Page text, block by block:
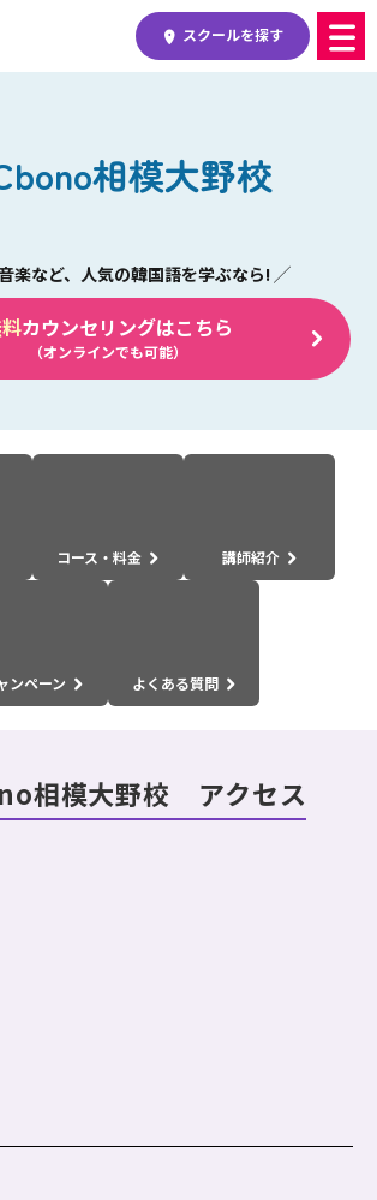
スクールを探す
相模大野校
カウンセリングはこちら
（オンラインでも可能）
コース・料金 講師紹介
ンペーン よくある質問
相模大野校 アクセス